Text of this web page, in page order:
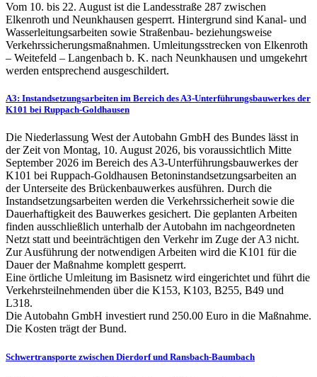
Vom 10. bis 22. August ist die Landesstraße 287 zwischen
Elkenroth und Neunkhausen gesperrt. Hintergrund sind Kanal- und
Wasserleitungsarbeiten sowie Straßenbau- beziehungsweise
Verkehrssicherungsmaßnahmen. Umleitungsstrecken von Elkenroth
– Weitefeld – Langenbach b. K. nach Neunkhausen und umgekehrt
werden entsprechend ausgeschildert.
A3: Instandsetzungsarbeiten im Bereich des A3-Unterführungsbauwerkes der
K101 bei Ruppach-Goldhausen
Die Niederlassung West der Autobahn GmbH des Bundes lässt in
der Zeit von Montag, 10. August 2026, bis voraussichtlich Mitte
September 2026 im Bereich des A3-Unterführungsbauwerkes der
K101 bei Ruppach-Goldhausen Betoninstandsetzungsarbeiten an
der Unterseite des Brückenbauwerkes ausführen. Durch die
Instandsetzungsarbeiten werden die Verkehrssicherheit sowie die
Dauerhaftigkeit des Bauwerkes gesichert. Die geplanten Arbeiten
finden ausschließlich unterhalb der Autobahn im nachgeordneten
Netzt statt und beeinträchtigen den Verkehr im Zuge der A3 nicht.
Zur Ausführung der notwendigen Arbeiten wird die K101 für die
Dauer der Maßnahme komplett gesperrt.
Eine örtliche Umleitung im Basisnetz wird eingerichtet und führt die
Verkehrsteilnehmenden über die K153, K103, B255, B49 und
L318.
Die Autobahn GmbH investiert rund 250.00 Euro in die Maßnahme.
Die Kosten trägt der Bund.
Schwertransporte zwischen Dierdorf und Ransbach-Baumbach